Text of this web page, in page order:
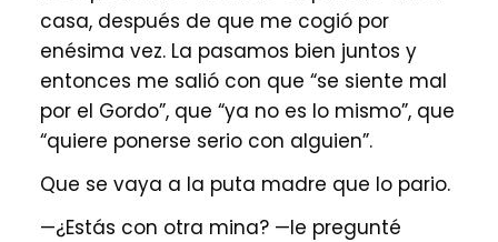
casa, después de que me cogió por
enésima vez. La pasamos bien juntos y
entonces me salió con que “se siente mal
por el Gordo”, que “ya no es lo mismo”, que
“quiere ponerse serio con alguien”.
Que se vaya a la puta madre que lo pario.
—¿Estás con otra mina? —le pregunté